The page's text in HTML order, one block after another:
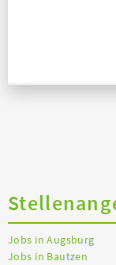
Jobs in Augsburg
Jobs in Bautzen